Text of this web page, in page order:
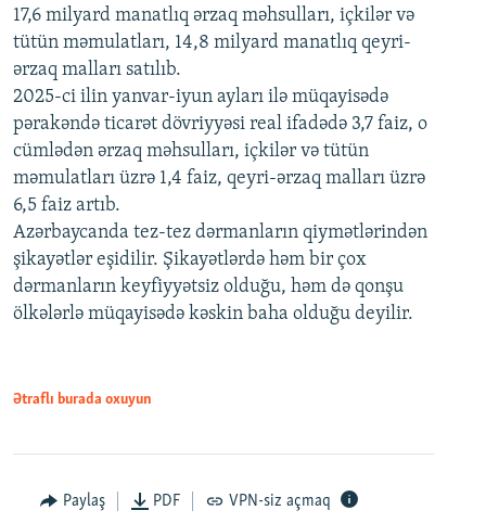
17,6 milyard manatlıq ərzaq məhsulları, içkilər və
tütün məmulatları, 14,8 milyard manatlıq qeyri-
ərzaq malları satılıb.
2025-ci ilin yanvar-iyun ayları ilə müqayisədə
pərakəndə ticarət dövriyyəsi real ifadədə 3,7 faiz, o
cümlədən ərzaq məhsulları, içkilər və tütün
məmulatları üzrə 1,4 faiz, qeyri-ərzaq malları üzrə
6,5 faiz artıb.
Azərbaycanda tez-tez dərmanların qiymətlərindən
şikayətlər eşidilir. Şikayətlərdə həm bir çox
dərmanların keyfiyyətsiz olduğu, həm də qonşu
ölkələrlə müqayisədə kəskin baha olduğu deyilir.
Ətraflı burada oxuyun
Paylaş PDF VPN-siz açmaq